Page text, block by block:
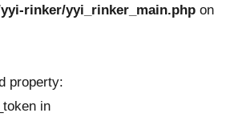
rinker/yyi_rinker_main.php on
property:
in